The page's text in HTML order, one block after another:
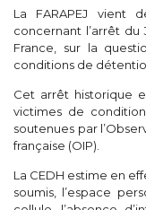
La FARAPEJ vient
concernant l’arrêt du
France, sur la
conditions de
Cet arrêt historique
victimes de
soutenues par
française (OIP).
La CEDH estime en
soumis, l’espace